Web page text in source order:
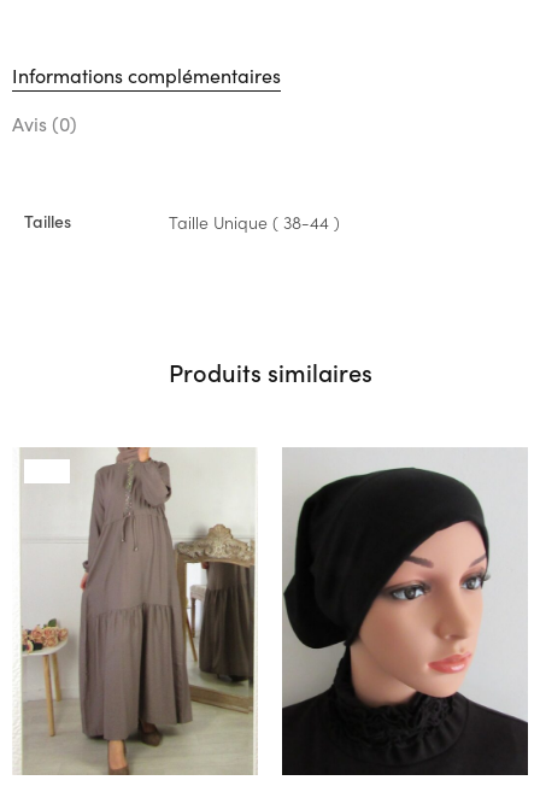
Informations complémentaires
Avis (0)
Tailles Taille Unique ( 38-44 )
Produits similaires